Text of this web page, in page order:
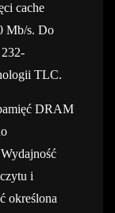
cache
Mb/s. Do
TLC.
DRAM
i
określona